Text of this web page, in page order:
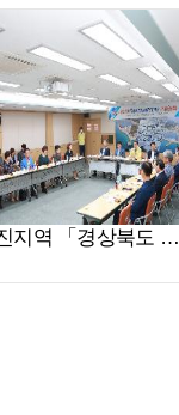
울진지역 「경상북도 청렴도민감사관」 초청 간담회(2020.06.16)